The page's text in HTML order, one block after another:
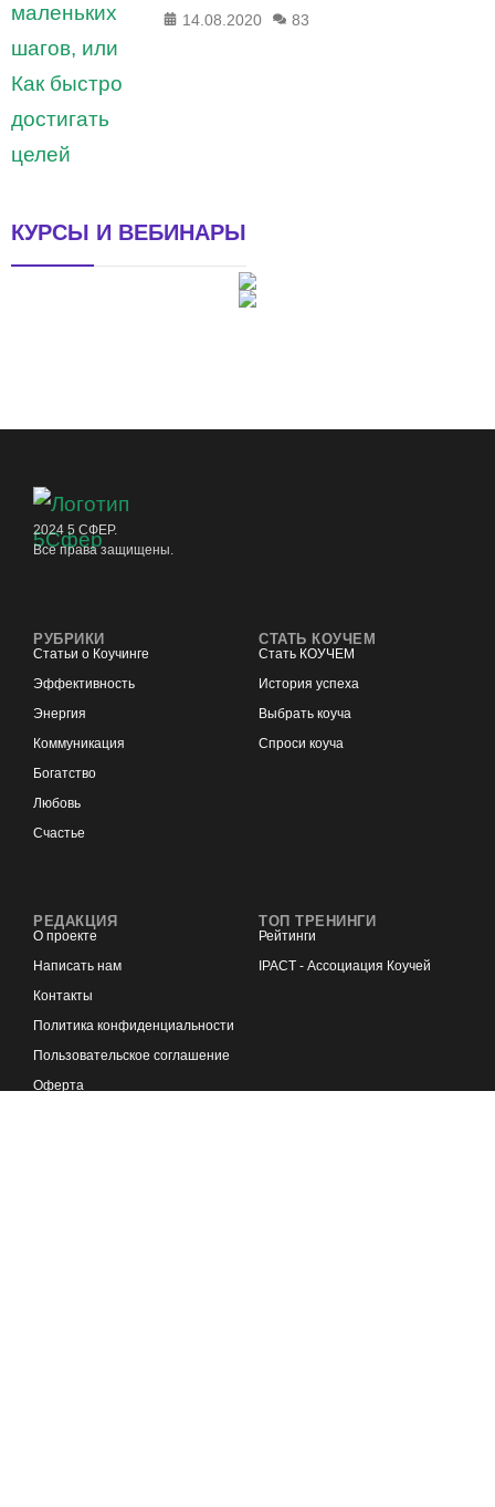
14.08.2020
83
КУРСЫ И ВЕБИНАРЫ
2024 5 СФЕР.
Все права защищены.
РУБРИКИ
Статьи о Коучинге
Эффективность
Энергия
Коммуникация
Богатство
Любовь
Счастье
СТАТЬ КОУЧЕМ
Стать КОУЧЕМ
История успеха
Выбрать коуча
Спроси коуча
РЕДАКЦИЯ
О проекте
Написать нам
Контакты
Политика конфиденциальности
Пользовательское соглашение
Оферта
ТОП ТРЕНИНГИ
Рейтинги
IPACT - Ассоциация Коучей